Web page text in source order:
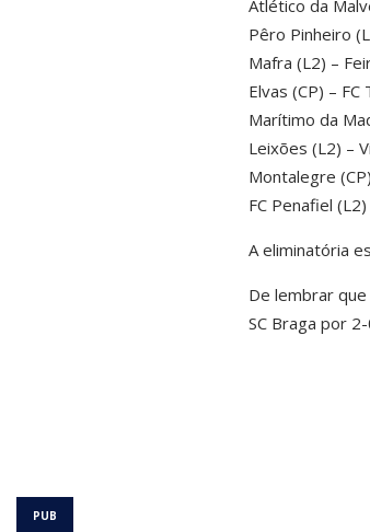
Atlético da
Pêro Pinheiro
Mafra (L2) –
Elvas (CP) – FC
Marítimo da
Leixões (L2) –
Montalegre
FC Penafiel
A eliminatória
De lembrar
SC Braga por